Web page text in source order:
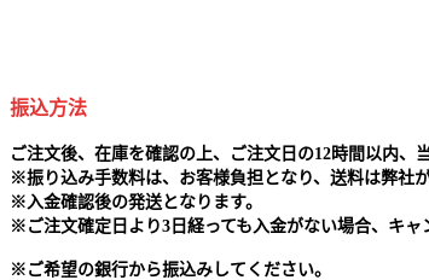
振込方法
ご注文後、在庫を確認の上、ご注文日の12時間以内、
※振り込み手数料は、お客様負担となり、送料は弊社
※ 入金確認後の発送となります。
※ ご注文確定日より3日経っても入金がない場合、キャ
※ ご希望の銀行から振込みしてください。